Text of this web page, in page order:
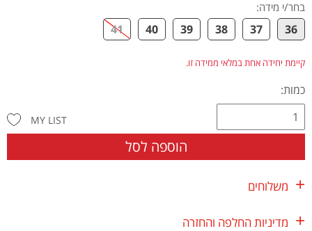
בחר/י מידה:
36
37
38
39
40
41
קיימת יחידה אחת במלאי ממידה זו.
כמות:
הוספה לסל
MY LIST
משלוחים
מדיניות החלפה והחזרה